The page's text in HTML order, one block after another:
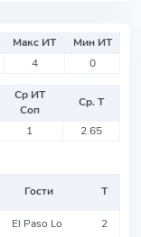
Макс ИТ
Мин ИТ
4 0
Ср ИТ
Соп
Ср. Т
1 2.65
Гости Т
El Paso Lo 2